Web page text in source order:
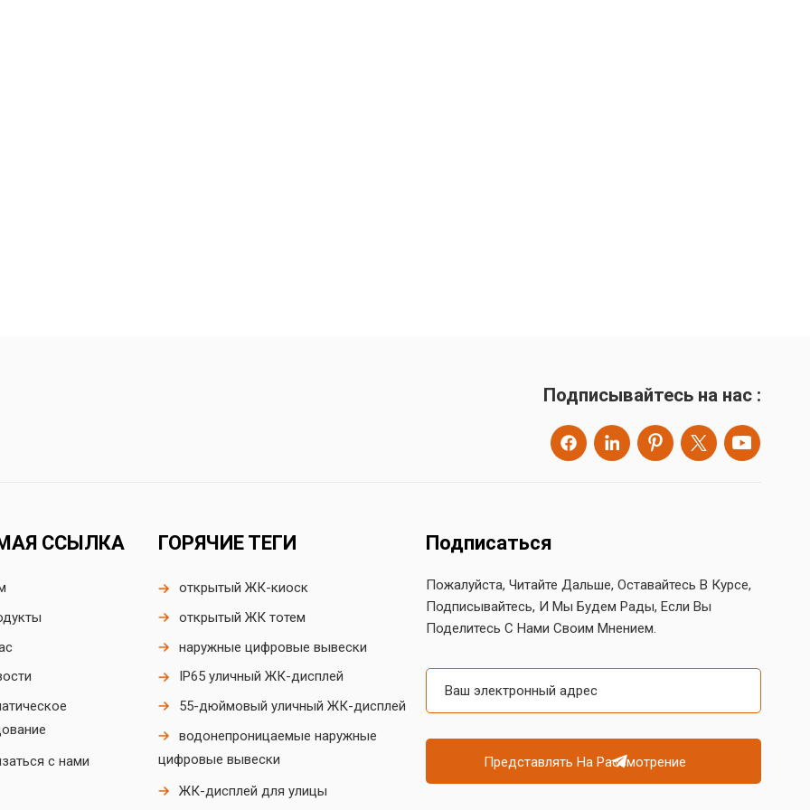
Подписывайтесь на нас :
ССЫЛКА
с нами
ГОРЯЧИЕ ТЕГИ
открытый ЖК-киоск
открытый ЖК тотем
наружные цифровые вывески
IP65 уличный ЖК-дисплей
55-дюймовый уличный ЖК-дисплей
водонепроницаемые наружные
цифровые вывески
ЖК-дисплей для улицы
Подписаться
Пожалуйста, Читайте Дальше, Оставайтесь В Курсе,
Подписывайтесь, И Мы Будем Рады, Если Вы
Поделитесь С Нами Своим Мнением.
Представлять На Рассмотрение